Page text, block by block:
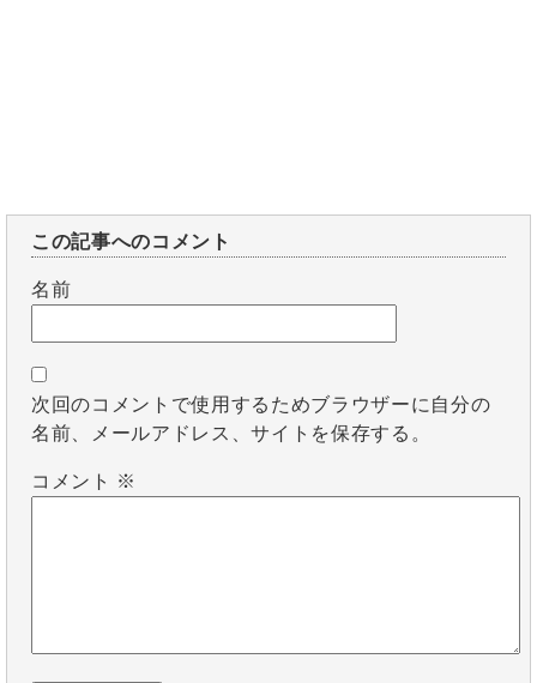
この記事へのコメント
名前
次回のコメントで使用するためブラウザーに自分の
名前、メールアドレス、サイトを保存する。
コメント ※